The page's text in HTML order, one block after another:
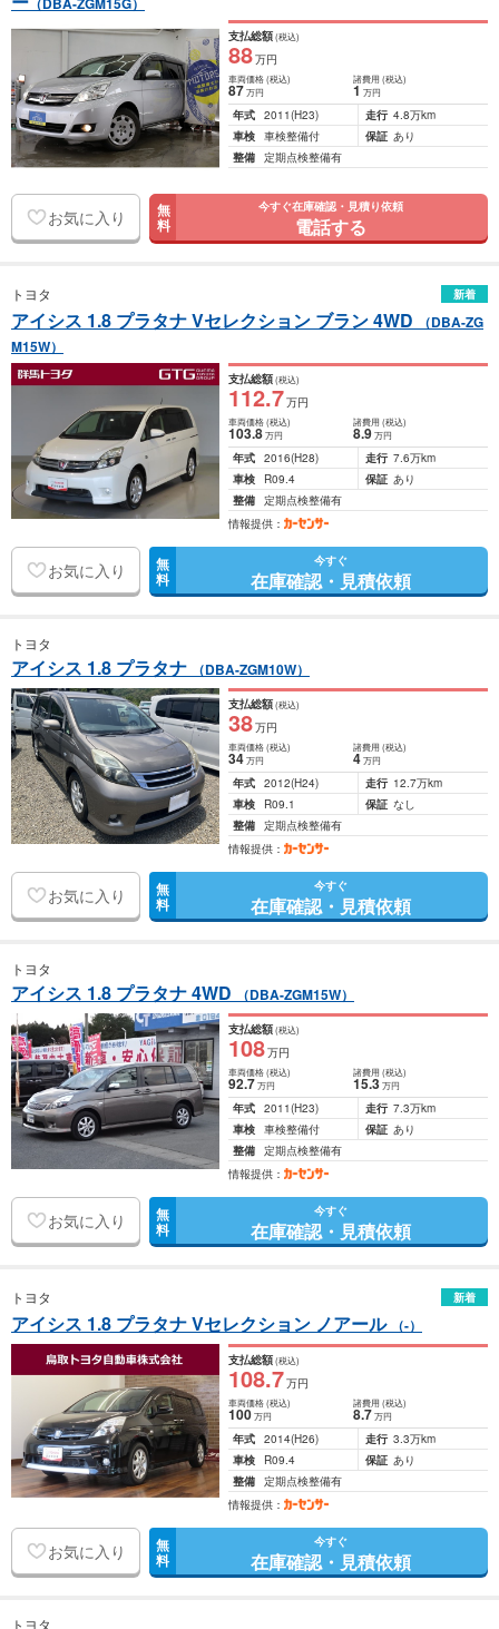
支払総額(税込)
88万円
車両価格(税込)
87万円
諸費用 (税込)
1 万円
年式 2011(H23) 走行 4.8万km
車検 車検整備付 保証 あり
整備 定期点検整備有
お気に入り 無
料
今すぐ在庫確認・見積り依頼
電話する
トヨタ 新着
アイシス 1.8 プラタナ Vセレクション ブラン 4WD
（DBA-ZG
M15W）
支払総額(税込)
112.7万円
車両価格(税込)
103.8万円
諸費用 (税込)
8.9 万円
年式 2016(H28) 走行 7.6万km
車検
R09.4 保証 あり
整備 定期点検整備有
情報提供：
お気に入り 無
料
今すぐ
在庫確認・見積依頼
トヨタ
アイシス 1.8 プラタナ （DBA-ZGM10W）
支払総額(税込)
38万円
車両価格(税込)
34万円
諸費用 (税込)
4 万円
年式 2012(H24) 走行 12.7万km
車検
R09.1 保証 なし
整備 定期点検整備有
情報提供：
お気に入り 無
料
今すぐ
在庫確認・見積依頼
トヨタ
アイシス 1.8 プラタナ 4WD （DBA-ZGM15W）
支払総額(税込)
108万円
車両価格(税込)
92.7万円
諸費用 (税込)
15.3 万円
年式 2011(H23) 走行 7.3万km
車検 車検整備付 保証 あり
整備 定期点検整備有
情報提供：
お気に入り 無
料
今すぐ
在庫確認・見積依頼
トヨタ 新着
アイシス 1.8 プラタナ Vセレクション ノアール （-）
支払総額(税込)
108.7万円
車両価格(税込)
100万円
諸費用 (税込)
8.7 万円
年式 2014(H26) 走行 3.3万km
車検
R09.4 保証 あり
整備 定期点検整備有
情報提供：
お気に入り 無
料
今すぐ
在庫確認・見積依頼
トヨタ